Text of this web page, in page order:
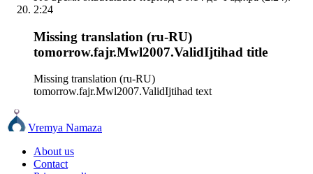
2:24
Missing translation (ru-RU)
tomorrow.fajr.Mwl2007.ValidIjtihad title
Missing translation (ru-RU)
tomorrow.fajr.Mwl2007.ValidIjtihad text
Vremya Namaza
About us
Contact